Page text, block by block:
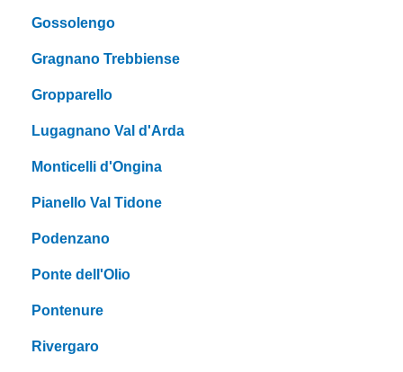
Gossolengo
Gragnano Trebbiense
Gropparello
Lugagnano Val d'Arda
Monticelli d'Ongina
Pianello Val Tidone
Podenzano
Ponte dell'Olio
Pontenure
Rivergaro